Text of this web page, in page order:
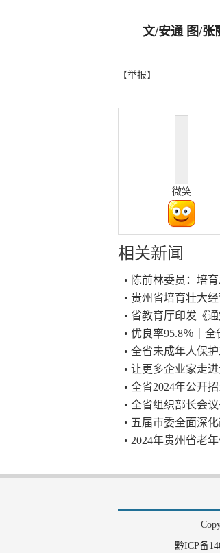
文/安通 图/张
【举报】
微笑
相关新闻
• 陈前林委员：培
• 贵州省培育壮大
• 省教育厅印发《
• 优良率95.8％｜
• 全省未成年人保
• 让更多企业家走
• 全省2024年公开
• 全省组织部长会
• 五届市委全面深
• 2024年贵州省老
黔ICP备